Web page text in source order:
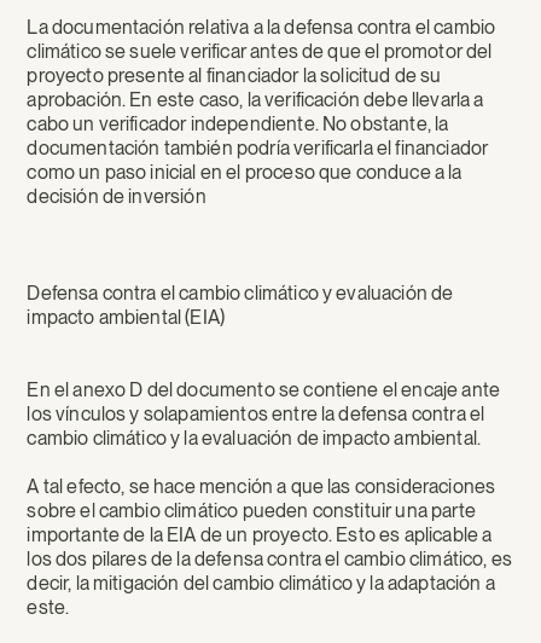
La documentación relativa a la defensa contra el cambio
climático se suele verificar antes de que el promotor del
proyecto presente al financiador la solicitud de su
aprobación. En este caso, la verificación debe llevarla a
cabo un verificador independiente. No obstante, la
documentación también podría verificarla el financiador
como un paso inicial en el proceso que conduce a la
decisión de inversión
Defensa contra el cambio climático y evaluación de
impacto ambiental (EIA)
En el anexo D del documento se contiene el encaje ante
los vínculos y solapamientos entre la defensa contra el
cambio climático y la evaluación de impacto ambiental.
A tal efecto, se hace mención a que las consideraciones
sobre el cambio climático pueden constituir una parte
importante de la EIA de un proyecto. Esto es aplicable a
los dos pilares de la defensa contra el cambio climático, es
decir, la mitigación del cambio climático y la adaptación a
este.